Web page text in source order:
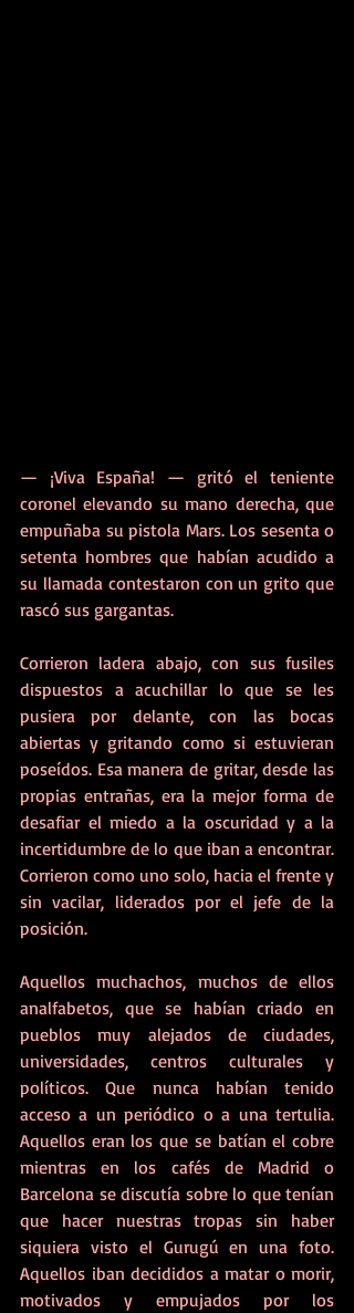
— ¡Viva España! — gritó el teniente
coronel elevando su mano derecha, que
empuñaba su pistola Mars. Los sesenta o
setenta hombres que habían acudido a
su llamada contestaron con un grito que
rascó sus gargantas.
Corrieron ladera abajo, con sus fusiles
dispuestos a acuchillar lo que se les
pusiera por delante, con las bocas
abiertas y gritando como si estuvieran
poseídos. Esa manera de gritar, desde las
propias entrañas, era la mejor forma de
desafiar el miedo a la oscuridad y a la
incertidumbre de lo que iban a encontrar.
Corrieron como uno solo, hacia el frente y
sin vacilar, liderados por el jefe de la
posición.
Aquellos muchachos, muchos de ellos
analfabetos, que se habían criado en
pueblos muy alejados de ciudades,
universidades, centros culturales y
políticos. Que nunca habían tenido
acceso a un periódico o a una tertulia.
Aquellos eran los que se batían el cobre
mientras en los cafés de Madrid o
Barcelona se discutía sobre lo que tenían
que hacer nuestras tropas sin haber
siquiera visto el Gurugú en una foto.
Aquellos iban decididos a matar o morir,
motivados y empujados por los